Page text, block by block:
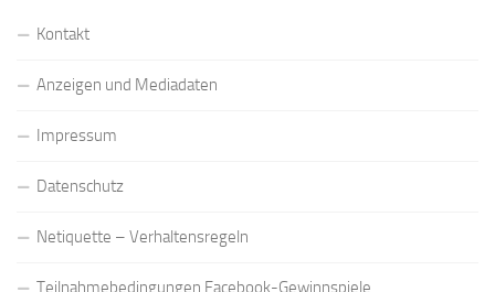
Kontakt
Anzeigen und Mediadaten
Impressum
Datenschutz
Netiquette – Verhaltensregeln
Teilnahmebedingungen Facebook-Gewinnspiele